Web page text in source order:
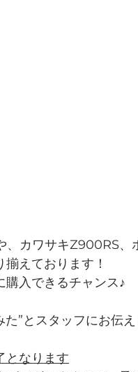
、カワサキZ900RS
えております！
購入できるチャンス♪
た”とスタッフにお伝え
となります